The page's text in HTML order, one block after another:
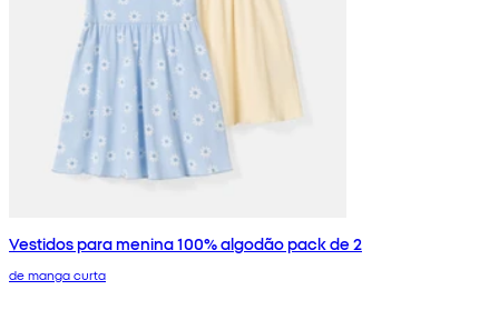
Vestidos para menina 100% algodão pack de 2
de manga curta